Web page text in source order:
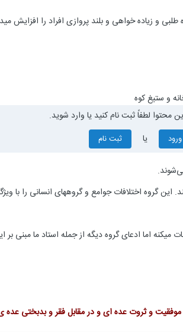
و زیاده خواهی و بلند پروازی افراد را افزایش
و ستیغ کوه
محتوا لطفاً ثبت نام کنید یا وارد شوید.
ورود یا ثبت نام
این گروه اختلافات جوامع و گروههای انسانی را با
اما ادعای گروه دیگه از جمله استاد ما مبنی
موفقیت و ثروت عده ای و در مقابل فقر و بدبختی